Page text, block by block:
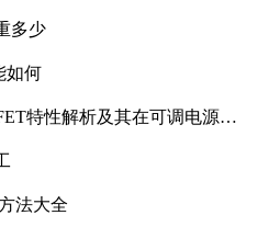
多少
如何
特性解析及其在可调电源设
法大全